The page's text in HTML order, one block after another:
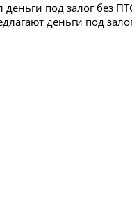
под залог без
деньги под